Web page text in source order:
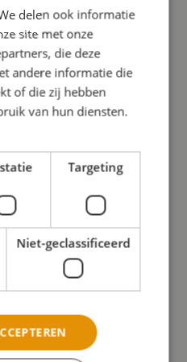
een afscheid waarmee
delen ook informatie
site met onze
die deze
andere informatie die
of die zij hebben
van hun diensten.
Targeting
Niet-geclassificeerd